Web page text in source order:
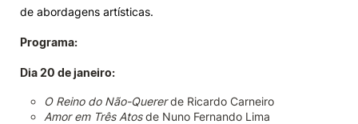
de abordagens artísticas.
Programa:
Dia 20 de janeiro:
O Reino do Não-Quererde Ricardo Carneiro
Amor em Três Atosde Nuno Fernando Lima